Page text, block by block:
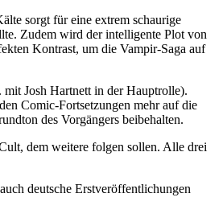
sorgt für eine extrem schaurige
Zudem wird der intelligente Plot von
Kontrast, um die Vampir-Saga auf
Josh Hartnett in der Hauptrolle).
Comic-Fortsetzungen mehr auf die
des Vorgängers beibehalten.
dem weitere folgen sollen. Alle drei
deutsche Erstveröffentlichungen